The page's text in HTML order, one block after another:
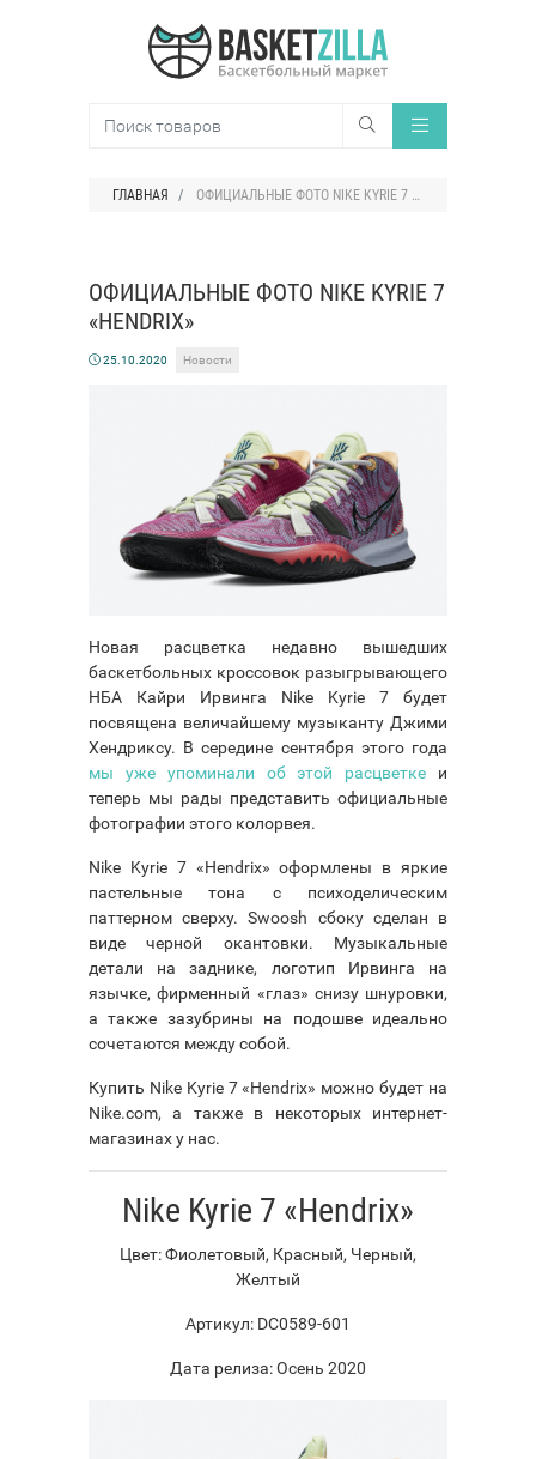
ГЛАВНАЯ ОФИЦИАЛЬНЫЕ ФОТО NIKE KYRIE 7 «HENDRIX»
ОФИЦИАЛЬНЫЕ ФОТО NIKE KYRIE 7
«HENDRIX»
25.10.2020 Новости
Новая расцветка недавно вышедших
баскетбольных кроссовок разыгрывающего
НБА Кайри Ирвинга Nike Kyrie 7 будет
посвящена величайшему музыканту Джими
Хендриксу. В середине сентября этого года
мы уже упоминали об этой расцветке и
теперь мы рады представить официальные
фотографии этого колорвея.
Nike Kyrie 7 «Hendrix» оформлены в яркие
пастельные тона с психоделическим
паттерном сверху. Swoosh сбоку сделан в
виде черной окантовки. Музыкальные
детали на заднике, логотип Ирвинга на
язычке, фирменный «глаз» снизу шнуровки,
а также зазубрины на подошве идеально
сочетаются между собой.
Купить Nike Kyrie 7 «Hendrix» можно будет на
Nike.com, а также в некоторых интернет-
магазинах у нас.
Nike Kyrie 7 «Hendrix»
Цвет: Фиолетовый, Красный, Черный,
Желтый
Артикул: DC0589-601
Дата релиза: Осень 2020